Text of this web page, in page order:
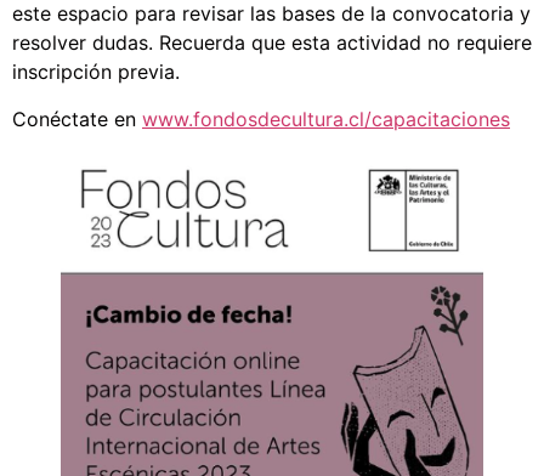
este espacio para revisar las bases de la convocatoria y
resolver dudas. Recuerda que esta actividad no requiere
inscripción previa.
Conéctate en www.fondosdecultura.cl/capacitaciones